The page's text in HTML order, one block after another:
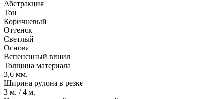
Абстракция
Тон
Коричневый
Оттенок
Светлый
Основа
Вспененный винил
Толщина материала
3,6 мм.
Ширина рулона в резке
3 м. / 4 м.